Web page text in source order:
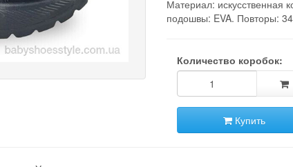
Материал: искусственная
подошвы: EVA. Повторы:
Количество коробок:
Купить